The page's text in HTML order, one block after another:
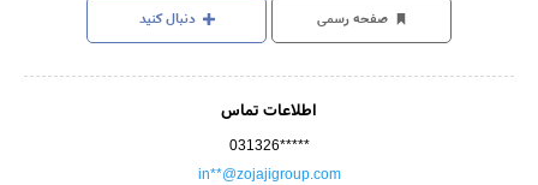
صفحه رسمی دنبال کنید
اطلاعات تماس
031326*****
in**@zojajigroup.com